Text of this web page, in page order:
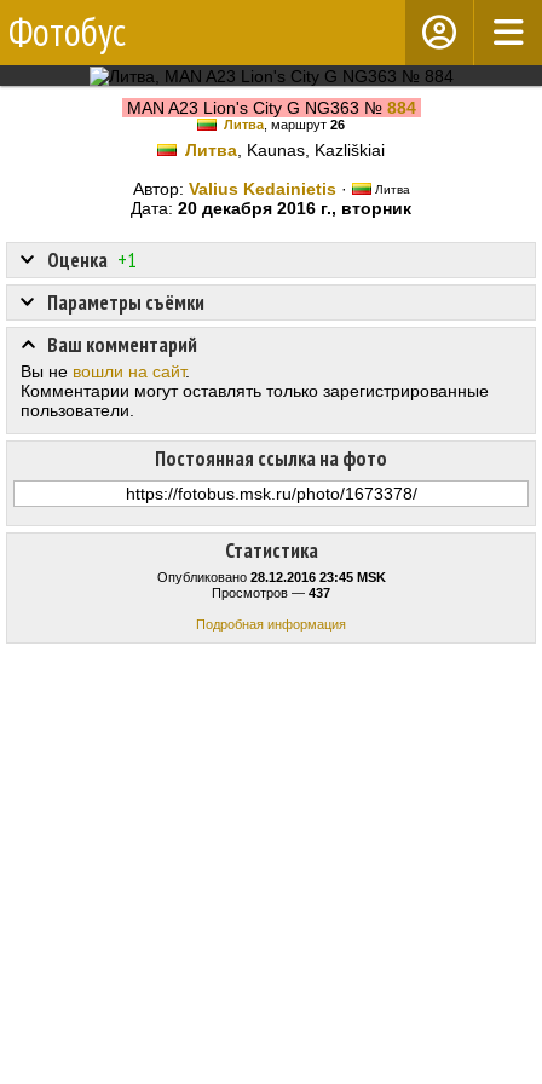
Фотобус
MAN A23 Lion's City G NG363 № 884
Литва , маршрут 26
Литва , Kaunas, Kazliškiai
Автор: Valius Kedainietis· Литва
Дата: 20 декабря 2016 г., вторник
Статистика
Опубликовано 28.12.2016 23:45 MSK
Просмотров — 437
Подробная информация
Оценка +1
Постоянная ссылка на фото
Параметры съёмки
Ваш комментарий
Вы не вошли на сайт.
Комментарии могут оставлять только зарегистрированные
пользователи.